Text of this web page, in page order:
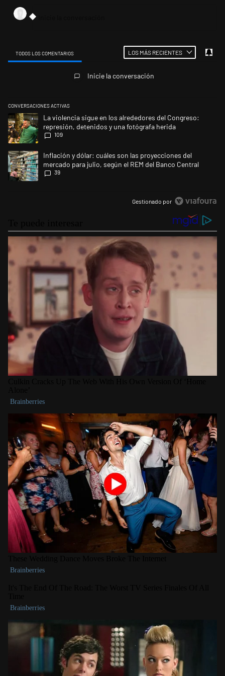
TODOS LOS COMENTARIOS LOS MÁS RECIENTES
Inicie la conversación
CONVERSACIONES ACTIVAS
Este listado muestra los artículos con más comentarios en los últimos
Un artículo de tendencia con el título "La violencia sigue en los
La violencia sigue en los alrededores del Congreso:
represión, detenidos y una fotógrafa herida
109
Un artículo de tendencia con el título "Inflación y dólar: cuáles son las
Inflación y dólar: cuáles son las proyecciones del
mercado para julio, según el REM del Banco Central
39
Gestionado por